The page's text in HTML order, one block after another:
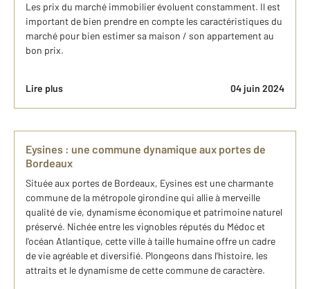
Les prix du marché immobilier évoluent constamment. Il est
important de bien prendre en compte les caractéristiques du
marché pour bien estimer sa maison / son appartement au
bon prix.
Lire plus 04 juin 2024
Eysines : une commune dynamique aux portes de
Bordeaux
Située aux portes de Bordeaux, Eysines est une charmante
commune de la métropole girondine qui allie à merveille
qualité de vie, dynamisme économique et patrimoine naturel
préservé. Nichée entre les vignobles réputés du Médoc et
l'océan Atlantique, cette ville à taille humaine offre un cadre
de vie agréable et diversifié. Plongeons dans l'histoire, les
attraits et le dynamisme de cette commune de caractère.